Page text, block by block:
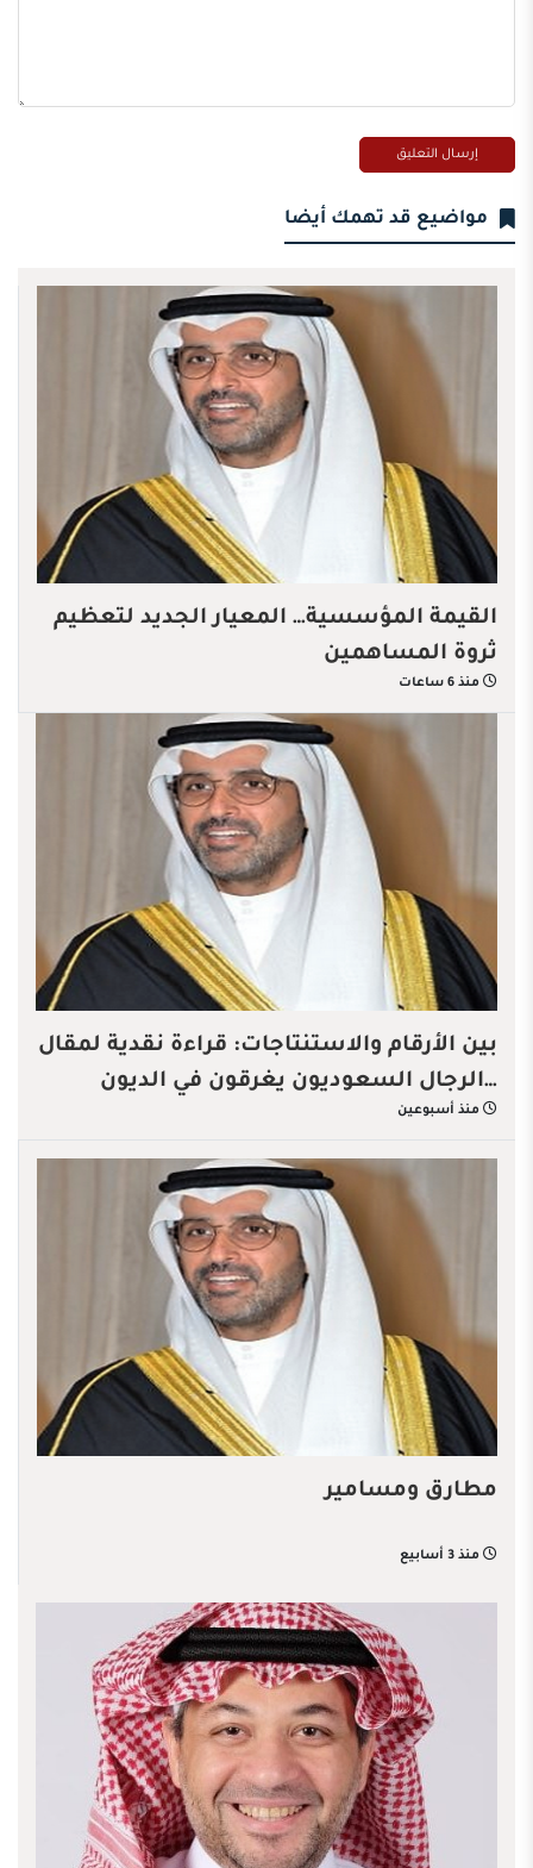
مواضيع قد تهمك أيضا
القيمة المؤسسية… المعيار الجديد لتعظيم
ثروة المساهمين
منذ 6 ساعات
بين الأرقام والاستنتاجات: قراءة نقدية لمقال
…الرجال السعوديون يغرقون في الديون
منذ أسبوعين
مطارق ومسامير
منذ 3 أسابيع